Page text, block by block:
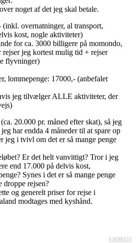
noget af det jeg skal betale.
overnatninger, al transport,
kost, nogle aktiviteter)
for ca. 3000 billigere på momondo,
rejser jeg kortest mulig tid + rejser
flyvninger)
lommepenge: 17000,- (anbefalet
jeg tilvælger ALLE aktiviteter, der
20.000 pr. måned efter skat), så jeg
har endda 4 måneder til at spare op
jeg i tvivl om det er så mange penge
Er det helt vanvittigt? Tror i jeg
end 17.000 på delvis kost,
Synes i det er så mange penge
droppe rejsen?
og generelt priser for rejse i
modtages med kyshånd.
#3698357